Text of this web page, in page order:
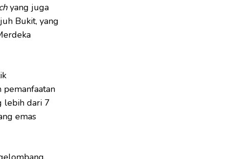
yang juga
Bukit, yang
lebih dari 7
emas